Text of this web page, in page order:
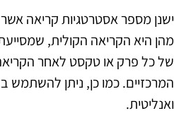
ישנן מספר אסטרטגיות קריאה
מהן היא הקריאה הקולית,
של כל פרק או טקסט לאחר
המרכזיים. כמו כן, ניתן
ואנליטית.